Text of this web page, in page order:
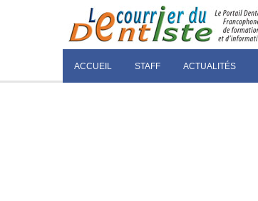
ACCUEIL STAFF ACTUALITÉS